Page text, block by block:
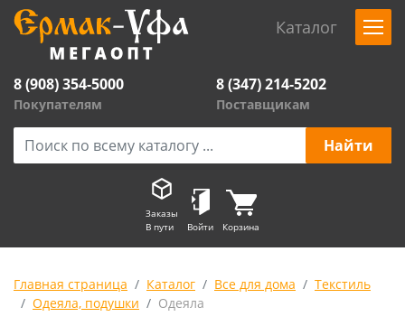
Каталог
8 (908) 354-5000
Покупателям
8 (347) 214-5202
Поставщикам
Заказы
В пути
Войти Корзина
Главная страница Каталог Все для дома
Текстиль
Одеяла, подушки
Одеяла